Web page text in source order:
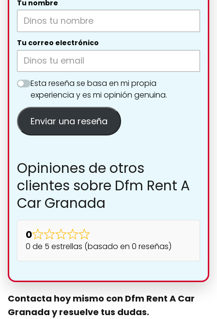
Tu nombre
Tu correo electrónico
Esta reseña se basa en mi propia
experiencia y es mi opinión genuina.
Enviar una reseña
Opiniones de otros
clientes sobre Dfm Rent A
Car Granada
0
0 de 5 estrellas (basado en 0 reseñas)
Contacta hoy mismo con Dfm Rent A Car
Granada y resuelve tus dudas.